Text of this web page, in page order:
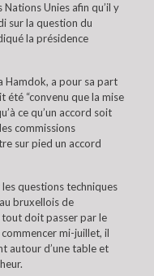
Unies afin qu’il y
sur la question du
la présidence
Hamdok, a pour sa part
été “convenu que la mise
ce qu’un accord soit
commissions
sur pied un accord
questions techniques
bruxellois de
tout doit passer par le
mi-juillet, il
autour d’une table et